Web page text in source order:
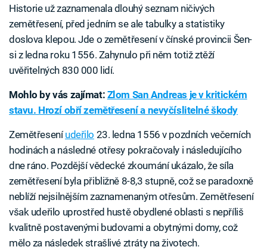
Historie už zaznamenala dlouhý seznam ničivých
zemětřesení, před jedním se ale tabulky a statistiky
doslova klepou. Jde o zemětřesení v čínské provincii Šen-
si z ledna roku 1556. Zahynulo při něm totiž ztěží
uvěřitelných 830 000 lidí.
Mohlo by vás zajímat: Zlom San Andreas je v kritickém
stavu. Hrozí obří zemětřesení a nevyčíslitelné škody
Zemětřeseníudeřilo 23. ledna 1556 v pozdních večerních
hodinách a následné otřesy pokračovaly i následujícího
dne ráno. Pozdější vědecké zkoumání ukázalo, že síla
zemětřesení byla přibližně 8-8,3 stupně, což se paradoxně
neblíží nejsilnějším zaznamenaným otřesům. Zemětřesení
však udeřilo uprostřed hustě obydlené oblasti s nepříliš
kvalitně postavenými budovami a obytnými domy, což
mělo za následek strašlivé ztráty na životech.